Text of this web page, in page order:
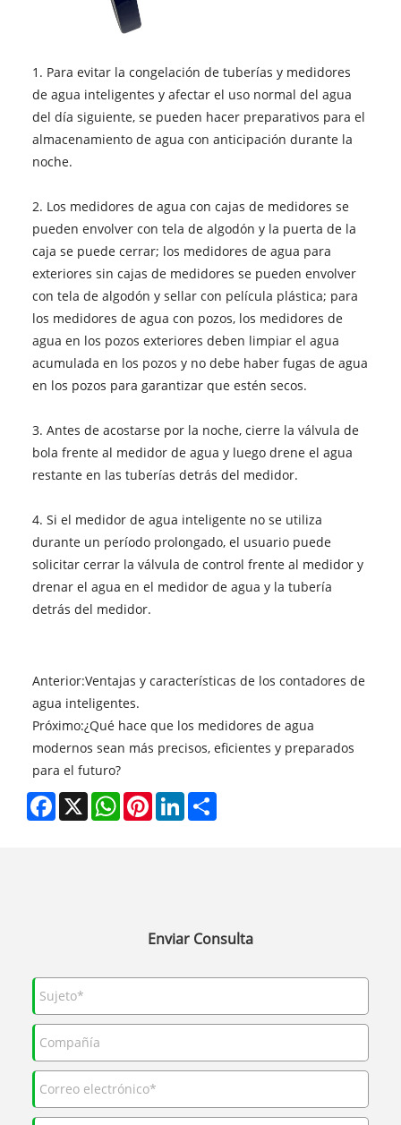
1. Para evitar la congelación de tuberías y medidores
de agua inteligentes y afectar el uso normal del agua
del día siguiente, se pueden hacer preparativos para el
almacenamiento de agua con anticipación durante la
noche.
2. Los medidores de agua con cajas de medidores se
pueden envolver con tela de algodón y la puerta de la
caja se puede cerrar; los medidores de agua para
exteriores sin cajas de medidores se pueden envolver
con tela de algodón y sellar con película plástica; para
los medidores de agua con pozos, los medidores de
agua en los pozos exteriores deben limpiar el agua
acumulada en los pozos y no debe haber fugas de agua
en los pozos para garantizar que estén secos.
3. Antes de acostarse por la noche, cierre la válvula de
bola frente al medidor de agua y luego drene el agua
restante en las tuberías detrás del medidor.
4. Si el medidor de agua inteligente no se utiliza
durante un período prolongado, el usuario puede
solicitar cerrar la válvula de control frente al medidor y
drenar el agua en el medidor de agua y la tubería
detrás del medidor.
Anterior:Ventajas y características de los contadores de
agua inteligentes.
Próximo:¿Qué hace que los medidores de agua
modernos sean más precisos, eficientes y preparados
para el futuro?
Facebook
X WhatsAppPinterestLinkedInShare
Enviar Consulta